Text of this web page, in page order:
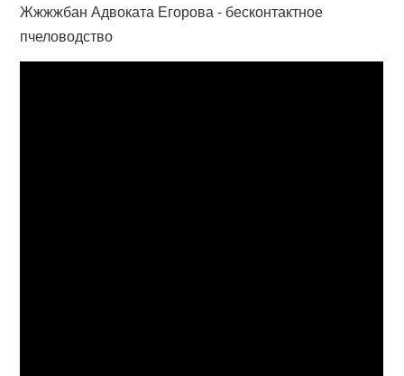
Жжжжбан Адвоката Егорова - бесконтактное
пчеловодство